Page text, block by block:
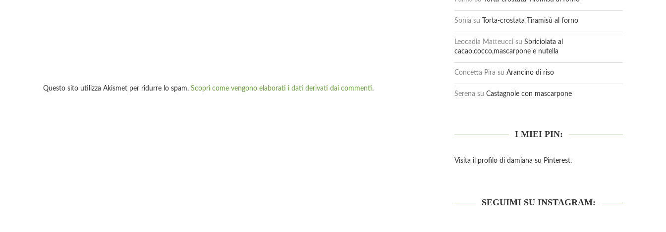
Questo sito utilizza Akismet per ridurre lo spam. Scopri come vengono elaborati i dati derivati dai commenti.
Sonia su Torta-crostata Tiramisù al forno
Leocadia Matteucci su Sbriciolata al
cacao,cocco,mascarpone e nutella
Concetta Pira su Arancino di riso
Serena su Castagnole con mascarpone
I MIEI PIN:
Visita il profilo di damiana su Pinterest.
SEGUIMI SU INSTAGRAM: